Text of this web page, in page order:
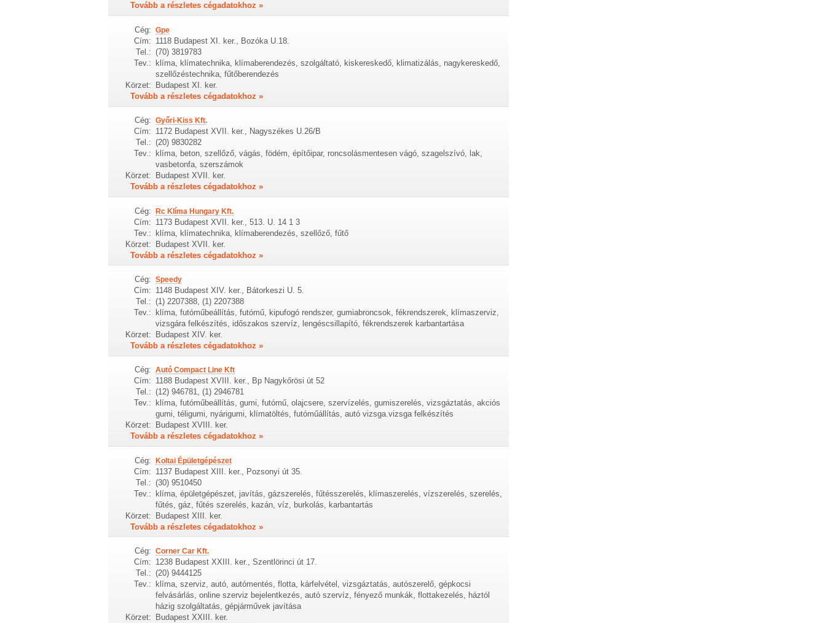
Tovább a részletes cégadatokhoz »
Cég: Gpe
Cím: 1118 Budapest XI. ker., Bozóka U.18.
Tel.: (70) 3819783
Tev.: klíma, klímatechnika, klímaberendezés, szolgáltató, kiskereskedő, klimatizálás, nagykereskedő,
szellőzéstechnika, fűtőberendezés
Körzet: Budapest XI. ker.
Tovább a részletes cégadatokhoz »
Cég: Győri-Kiss Kft.
Cím: 1172 Budapest XVII. ker., Nagyszékes U.26/B
Tel.: (20) 9830282
Tev.:
klíma, beton, szellőző, vágás, födém, építőipar, roncsolásmentesen vágó, szagelszívó, lak,
vasbetonfa, szerszámok
Körzet:
Budapest XVII. ker.
Tovább a részletes cégadatokhoz »
Cég: Rc Klíma Hungary Kft.
Cím: 1173 Budapest XVII. ker., 513. U. 14 1 3
Tev.: klíma, klímatechnika, klímaberendezés, szellőző, fűtő
Körzet: Budapest XVII. ker.
Tovább a részletes cégadatokhoz »
Cég: Speedy
Cím: 1148 Budapest XIV. ker., Bátorkeszi U. 5.
Tel.: (1) 2207388, (1) 2207388
Tev.:
klíma, futóműbeállítás, futómű, kipufogó rendszer, gumiabroncsok, fékrendszerek, klímaszerviz,
vizsgára felkészítés, időszakos szervíz, lengéscsillapító, fékrendszerek karbantartása
Körzet:
Budapest XIV. ker.
Tovább a részletes cégadatokhoz »
Cég: Autó Compact Line Kft
Cím: 1188 Budapest XVIII. ker., Bp Nagykőrösi út 52
Tel.: (12) 946781, (1) 2946781
Tev.:
klíma, futóműbeállítás, gumi, futómű, olajcsere, szervízelés, gumiszerelés, vizsgáztatás, akciós
gumi, téligumi, nyárigumi, klímatöltés, futóműállítás, autó vizsga.vizsga felkészítés
Körzet:
Budapest XVIII. ker.
Tovább a részletes cégadatokhoz »
Cég: Koltai Épületgépészet
Cím: 1137 Budapest XIII. ker., Pozsonyi út 35.
Tel.: (30) 9510450
Tev.: klíma, épületgépészet, javítás, gázszerelés, fűtésszerelés, klímaszerelés, vízszerelés, szerelés,
fűtés, gáz, fűtés szerelés, kazán, víz, burkolás, karbantartás
Körzet: Budapest XIII. ker.
Tovább a részletes cégadatokhoz »
Cég: Corner Car Kft.
Cím: 1238 Budapest XXIII. ker., Szentlörinci út 17.
Tel.: (20) 9444125
Tev.:
klíma, szerviz, autó, autómentés, flotta, kárfelvétel, vizsgáztatás, autószerelő, gépkocsi
felvásárlás, online szerviz bejelentkezés, autó szervíz, fényező munkák, flottakezelés, háztól
házig szolgáltatás, gépjárművek javítása
Körzet:
Budapest XXIII. ker.